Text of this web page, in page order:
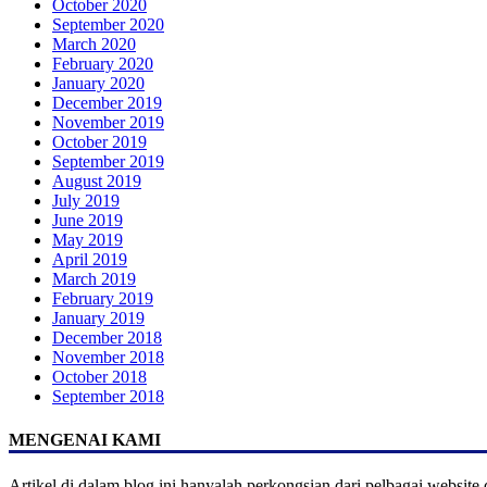
October 2020
September 2020
March 2020
February 2020
January 2020
December 2019
November 2019
October 2019
September 2019
August 2019
July 2019
June 2019
May 2019
April 2019
March 2019
February 2019
January 2019
December 2018
November 2018
October 2018
September 2018
MENGENAI KAMI